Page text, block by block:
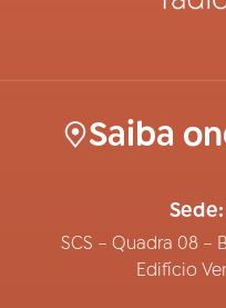
Saiba
SCS – Quadra 08 –
Edifício